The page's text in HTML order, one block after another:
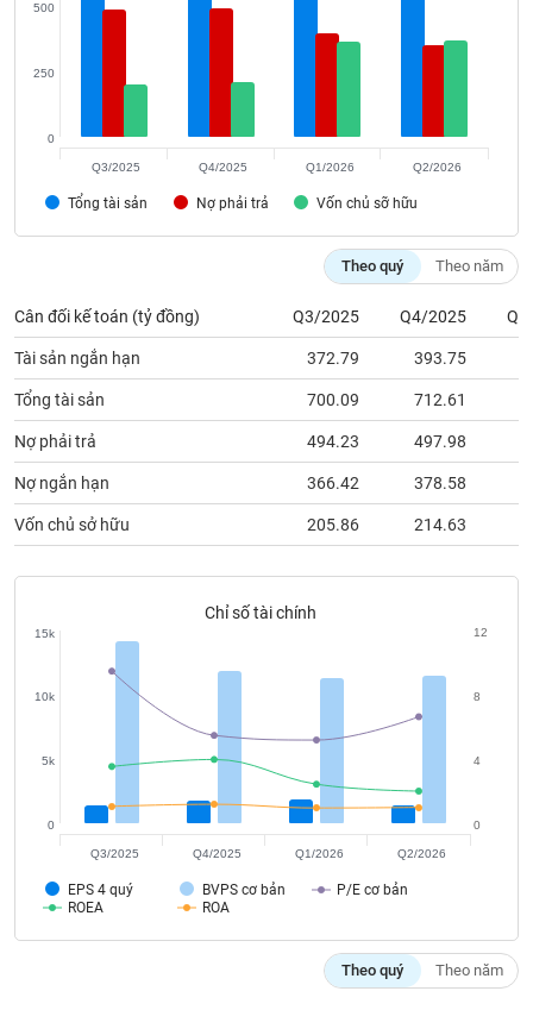
Tổng tài sản Nợ phải trả Vốn chủ sỡ hữu
0
250
500
Q3/2025 Q4/2025 Q1/2026 Q2/2026
Theo quý Theo năm
Cân đối kế toán (tỷ đồng) Q3/2025 Q4/2025
Tài sản ngắn hạn 372.79 393.75
Tổng tài sản 700.09 712.61
Nợ phải trả 494.23 497.98
Nợ ngắn hạn 366.42 378.58
Vốn chủ sở hữu 205.86 214.63
Chỉ số tài chính
EPS 4 quý BVPS cơ bản
P/E cơ bản
ROEA
ROA
0
5k
10k
15k
0
4
8
12
Q3/2025 Q4/2025 Q1/2026 Q2/2026
Theo quý Theo năm
tạo
cụ
đầu
tư
Truyền
thông
tài
chính